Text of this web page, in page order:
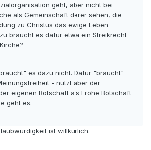
geht, aber nicht bei
als Gemeinschaft derer sehen, die
zu Christus das ewige Leben
braucht es dafür etwa ein Streikrecht
es dazu nicht. Dafür "braucht"
- nützt aber der
eigenen Botschaft als Frohe Botschaft
geht es.
ist willkürlich.